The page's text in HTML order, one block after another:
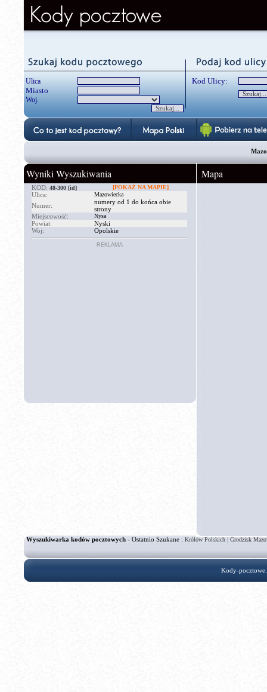
Ulica
Miasto
Woj.
Kod Ulicy:
Wyniki Wyszukiwania
KOD: 48-300 [id] [POKAŻ NA MAPIE]
Ulica: Mazowiecka
Numer:
numery od 1 do końca obie
strony
Miejscowość:
Nysa
Powiat:
Nyski
Woj:
Opolskie
REKLAMA
Mapa
Wyszukiwarka kodów pocztowych - Ostatnio Szukane : Królów Polskich|Grodzisk
Kody-